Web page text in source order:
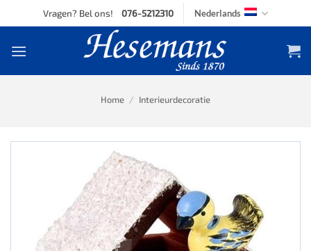
to
Vragen? Bel ons! 076-5212310 Nederlands
Home / Interieurdecoratie